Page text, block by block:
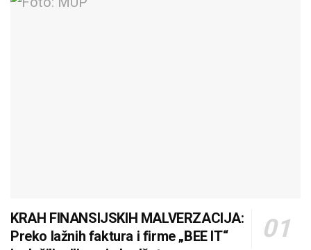
KRAH FINANSIJSKIH MALVERZACIJA:
Preko lažnih faktura i firme „BEE IT“